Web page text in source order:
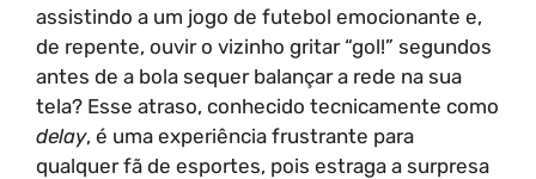
assistindo a um jogo de futebol emocionante e,
de repente, ouvir o vizinho gritar “gol!” segundos
antes de a bola sequer balançar a rede na sua
tela? Esse atraso, conhecido tecnicamente como
delay, é uma experiência frustrante para
qualquer fã de esportes, pois estraga a surpresa